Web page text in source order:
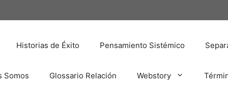
Historias de Éxito Pensamiento Sistémico
Somos Glossario Relación Webstory